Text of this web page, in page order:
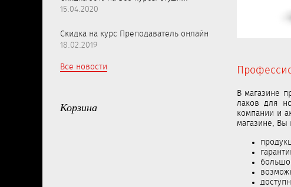
В магазине
лаков для
компании и
магазине, Вы
15.04.2020
Скидка на курс Преподаватель онлайн
18.02.2019
Все новости
Корзина